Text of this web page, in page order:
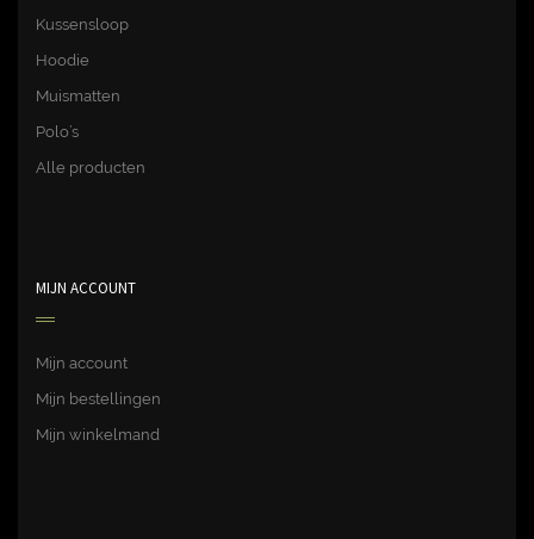
Kussensloop
Hoodie
Muismatten
Polo’s
Alle producten
MIJN ACCOUNT
Mijn account
Mijn bestellingen
Mijn winkelmand